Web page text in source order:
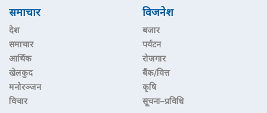
समाचार
देश
समाचार
आर्थिक
खेलकुद
मनोरञ्जन
विचार
विजनेश
बजार
पर्यटन
रोजगार
बैंक/वित्त
कृषि
सूचना–प्रविधि